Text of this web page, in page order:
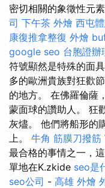
密切相關的象徵性元
司 下午茶 外燴 西屯
康復推拿整復 外燴
google seo 台胞證辦
符號顯然是特殊的面
多的歐洲貴族對狂歡
的地方。 在佛羅倫薩
蒙面球的讚助人。 狂
灰燼。 他們將船形的
上。 牛角 筋膜刀撥筋
最合格的事情之一，
單地在K.zkide seo是
seo公司 - 高雄 外燴